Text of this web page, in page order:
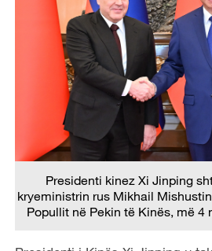
Presidenti kinez Xi Jinping
kryeministrin rus Mikhail
Popullit në Pekin të Kinës, më 4